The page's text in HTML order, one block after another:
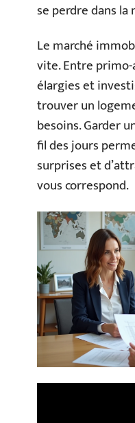
se perdre dans la
Le marché
vite. Entre
élargies et
trouver un
besoins. Garder
fil des jours
surprises et
vous correspond.